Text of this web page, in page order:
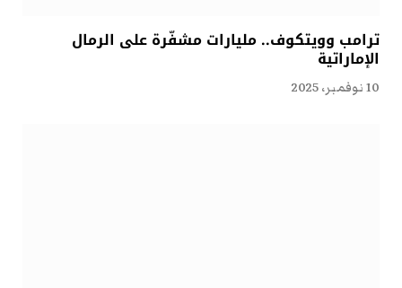
ترامب وويتكوف.. مليارات مشفّرة على الرمال
الإماراتية
10 نوفمبر، 2025